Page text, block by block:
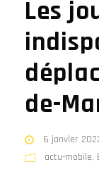
Les
de-
6 janvier
actu-mobile,